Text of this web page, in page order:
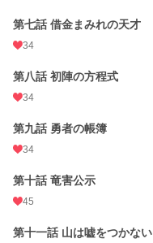
第七話 借金まみれの天才
34
第八話 初陣の方程式
34
第九話 勇者の帳簿
34
第十話 竜害公示
45
第十一話 山は嘘をつかない